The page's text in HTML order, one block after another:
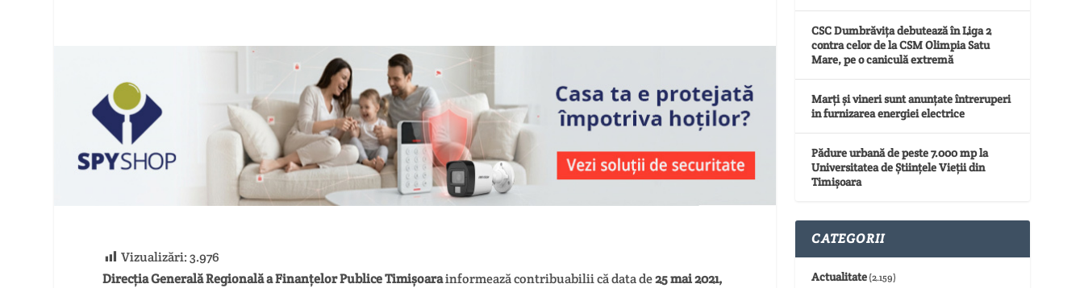
Vizualizări: 3.976
Direcția Generală Regională a Finanțelor Publice Timișoarainformează contribuabilii că data de25 mai 2021,
CSC Dumbrăvița debutează în Liga 2
contra celor de la CSM Olimpia Satu
Mare, pe o caniculă extremă
Marți și vineri sunt anunțate întreruperi
in furnizarea energiei electrice
Pădure urbană de peste 7.000 mp la
Universitatea de Științele Vieții din
Timișoara
CATEGORII
Actualitate (2.159)